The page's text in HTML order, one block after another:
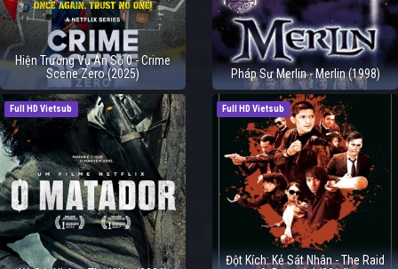
Hiện Trường Vụ Án Số 0 - Crime
Scene Zero (2025)
Pháp Sư Merlin - Merlin (1998)
Full HD Vietsub Full HD Vietsub
Đột Kích: Kẻ Sát Nhân - The Raid